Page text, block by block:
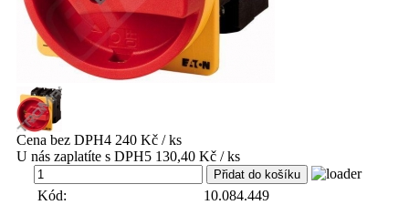
Cena bez DPH4 240 Kč / ks
U nás zaplatíte s DPH5 130,40 Kč / ks
Kód:
10.084.449